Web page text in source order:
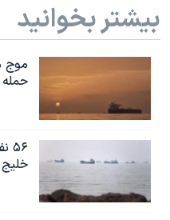
بیشتر بخوانید
موج